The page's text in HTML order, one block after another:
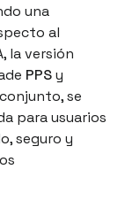
una
al
la versión
PPSy
se
para usuarios
seguro y